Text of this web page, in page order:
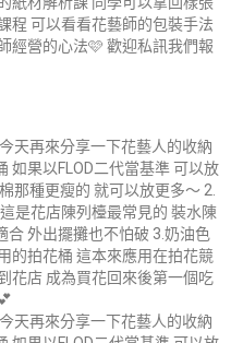
程 可以看看花藝師的包裝手法
經營的心法🩷 歡迎私訊我們報